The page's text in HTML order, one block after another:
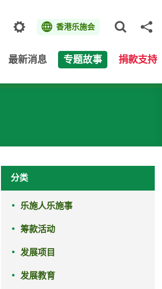
主题 香港乐施会
最新消息 专题故事 捐款支持
分类
乐施人乐施事
筹款活动
发展项目
发展教育